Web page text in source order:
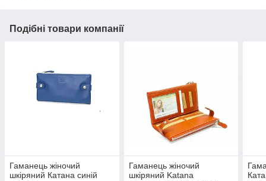
Подібні товари компанії
Гаманець жіночий
шкіряний Катана синій
Гаманець жіночий
шкіряний Katana